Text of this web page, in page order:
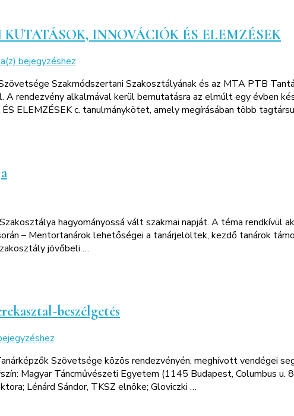
INNOVÁCIÓK ÉS ELEMZÉSEK
Könyvbemutató
ÚJ
TANTÁRGYPEDAGÓGIAI
KUTATÁSOK,
bejegyzéshez
Szakmódszertani Szakosztályának és az MTA PTB
rendezvény alkalmával kerül bemutatásra az elmúlt egy évben
ÉS ELEMZÉSEK c. tanulmánykötet, amely megírásában több
hagyományossá vált szakmai napját. A téma rendkívül
– Mentortanárok lehetőségei a tanárjelöltek, kezdő tanárok
jövőbeli …
beszélgetés
Szövetsége közös rendezvényén, meghívott vendégei
Magyar Táncművészeti Egyetem (1145 Budapest, Columbus
Lénárd Sándor, TKSZ elnöke; Gloviczki …